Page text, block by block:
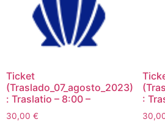
Ticket
(Traslado_07_agosto_2023)
: Traslatio – 8:00 –
30,00 €
: